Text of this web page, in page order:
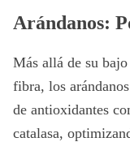
Arándanos:
Más allá de su
fibra, los
de antioxidantes
catalasa,